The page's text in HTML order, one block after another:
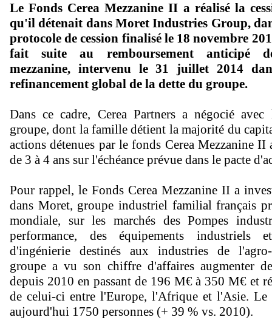
Le Fonds Cerea Mezzanine II a réalisé la
qu'il détenait dans Moret Industries Group,
protocole de cession finalisé le 18 novembre
fait suite au remboursement anticipé
mezzanine, intervenu le 31 juillet 2014
refinancement global de la dette du groupe.
Dans ce cadre, Cerea Partners a négocié
groupe, dont la famille détient la majorité du
actions détenues par le fonds Cerea Mezzanine II
de 3 à 4 ans sur l'échéance prévue dans le pacte
Pour rappel, le Fonds Cerea Mezzanine II a
dans Moret, groupe industriel familial français
mondiale, sur les marchés des Pompes
performance, des équipements industriels
d'ingénierie destinés aux industries de
groupe a vu son chiffre d'affaires augmenter
depuis 2010 en passant de 196 M€ à 350 M€ et
de celui-ci entre l'Europe, l'Afrique et l'Asie. Le
aujourd'hui 1750 personnes (+ 39 % vs. 2010).